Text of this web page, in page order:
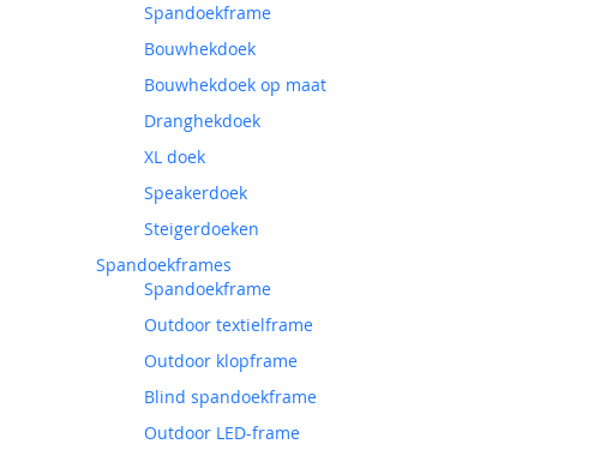
Spandoekframe
Bouwhekdoek
Bouwhekdoek op maat
Dranghekdoek
XL doek
Speakerdoek
Steigerdoeken
Spandoekframes
Spandoekframe
Outdoor textielframe
Outdoor klopframe
Blind spandoekframe
Outdoor LED-frame